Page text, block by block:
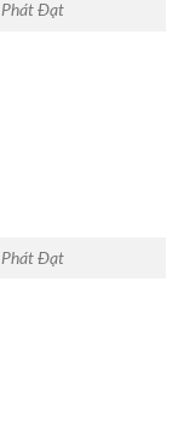
Phát Đạt
Phát Đạt